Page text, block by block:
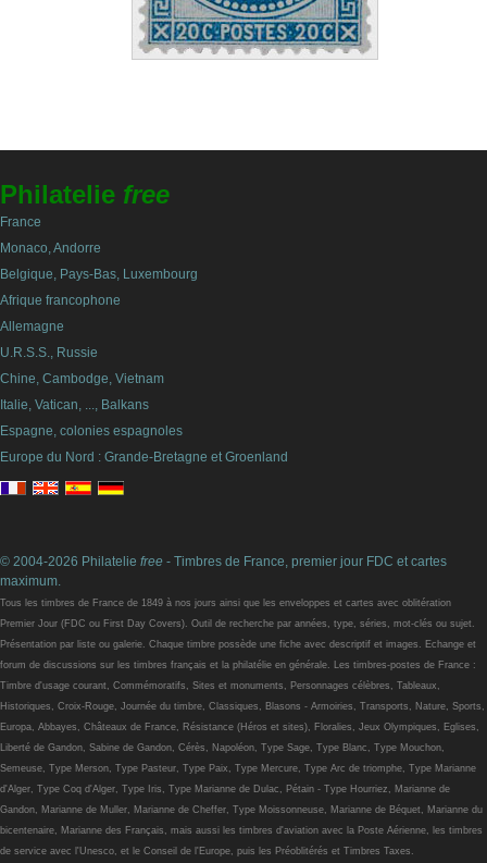
Philatelie free
France
Monaco, Andorre
Belgique, Pays-Bas, Luxembourg
Afrique francophone
Allemagne
U.R.S.S., Russie
Chine, Cambodge, Vietnam
Italie, Vatican, ..., Balkans
Espagne, colonies espagnoles
Europe du Nord : Grande-Bretagne et Groenland
© 2004-2026 Philatelie free - Timbres de France, premier jour FDC et cartes
maximum.
Tous les timbres de France de 1849 à nos jours ainsi que les enveloppes et cartes avec oblitération
Premier Jour (FDC ou First Day Covers). Outil de recherche par années, type, séries, mot-clés ou sujet.
Présentation par liste ou galerie. Chaque timbre possède une fiche avec descriptif et images. Echange et
forum de discussions sur les timbres français et la philatélie en générale. Les timbres-postes de France :
Timbre d'usage courant, Commémoratifs, Sites et monuments, Personnages célèbres, Tableaux,
Historiques, Croix-Rouge, Journée du timbre, Classiques, Blasons - Armoiries, Transports, Nature, Sports,
Europa, Abbayes, Châteaux de France, Résistance (Héros et sites), Floralies, Jeux Olympiques, Eglises,
Liberté de Gandon, Sabine de Gandon, Cérès, Napoléon, Type Sage, Type Blanc, Type Mouchon,
Semeuse, Type Merson, Type Pasteur, Type Paix, Type Mercure, Type Arc de triomphe, Type Marianne
d'Alger, Type Coq d'Alger, Type Iris, Type Marianne de Dulac, Pétain - Type Hourriez, Marianne de
Gandon, Marianne de Muller, Marianne de Cheffer, Type Moissonneuse, Marianne de Béquet, Marianne du
bicentenaire, Marianne des Français, mais aussi les timbres d'aviation avec la Poste Aérienne, les timbres
de service avec l'Unesco, et le Conseil de l'Europe, puis les Préoblitérés et Timbres Taxes.